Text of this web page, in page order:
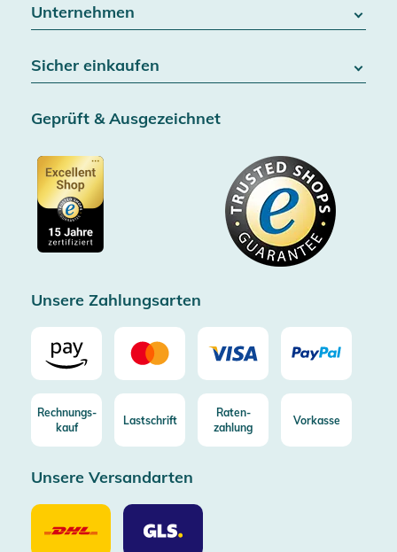
Batteriegesetz
Widerrufsrecht
Vertrag widerrufen
AGB & Kundeninformationen
Datenschutz
Cookie-Einstellungen
Unternehmen
Blog
Jobs
Gutscheine
Showroom Düsseldorf
Impressum
Sicher einkaufen
SSL-Verschlüsselung
Zertifiziert durch Trusted Shops
Käuferschutz bis 20000€
Gratis Versand ab 100€ Bestellwert (in DE/AT)
Kostenlose Rücksendung (aus DE/AT)
Geprüft & Ausgezeichnet
Unsere Zahlungsarten
Rechnungs-
kauf
Lastschrift
Raten-
zahlung
Vorkasse
Unsere Versandarten
Unsere
Versandarten
DHL
Unsere
Versandarten
GLS